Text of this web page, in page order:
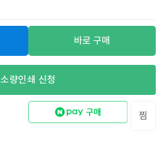
바로 구매
소량인쇄 신청
찜